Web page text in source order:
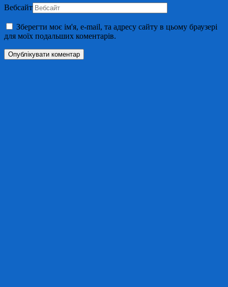
Вебсайт
Зберегти моє ім'я, e-mail, та адресу сайту в цьому браузері
для моїх подальших коментарів.